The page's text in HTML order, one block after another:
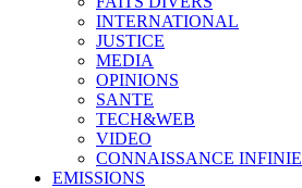
INTERNATIONAL
JUSTICE
MEDIA
OPINIONS
SANTE
TECH&WEB
VIDEO
CONNAISSANCE INFINIE
EMISSIONS